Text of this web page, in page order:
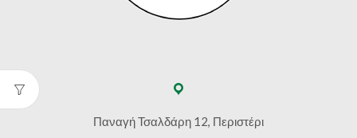
Παναγή Τσαλδάρη 12, Περιστέρι